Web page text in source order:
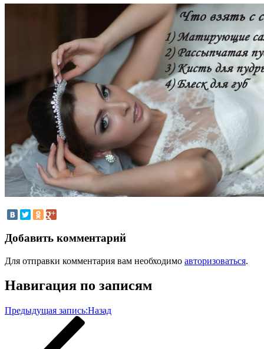
Добавить комментарий
Для отправки комментария вам необходимо авторизоваться.
Навигация по записям
Предыдущая запись:Назад